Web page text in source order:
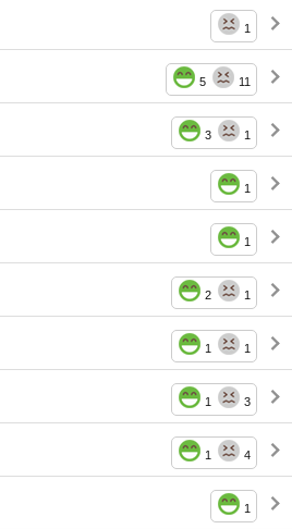
1
5 11
3 1
1
1
2 1
1 1
1 3
1 4
1